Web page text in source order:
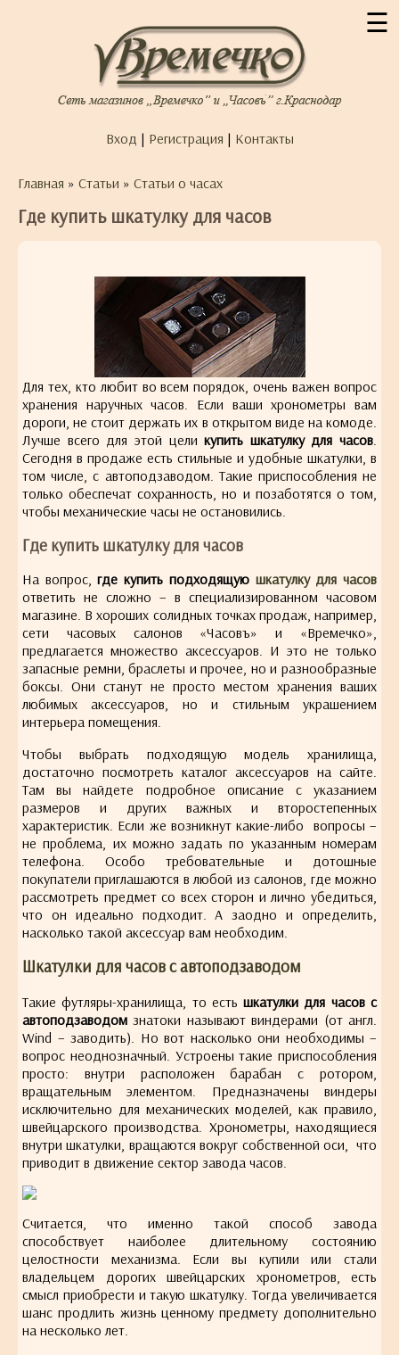
☰
Вход | Регистрация | Контакты
Главная » Статьи » Статьи о часах
Где купить шкатулку для часов
Для тех, кто любит во всем порядок, очень важен вопрос
хранения наручных часов. Если ваши хронометры вам
дороги, не стоит держать их в открытом виде на комоде.
Лучше всего для этой целикупить шкатулку для часов
Сегодня в продаже есть стильные и удобные шкатулки, в
том числе, с автоподзаводом. Такие приспособления не
только обеспечат сохранность, но и позаботятся о том,
чтобы механические часы не остановились.
Где купить шкатулку для часов
На вопрос,где купить подходящую шкатулку для часов
ответить не сложно – в специализированном часовом
магазине. В хороших солидных точках продаж, например,
сети часовых салонов «Часовъ» и «Времечко»,
предлагается множество аксессуаров. И это не только
запасные ремни, браслеты и прочее, но и разнообразные
боксы. Они станут не просто местом хранения ваших
любимых аксессуаров, но и стильным украшением
интерьера помещения.
Чтобы выбрать подходящую модель хранилища,
достаточно посмотреть каталог аксессуаров на сайте.
Там вы найдете подробное описание с указанием
размеров и других важных и второстепенных
характеристик. Если же возникнут какие-либо вопросы –
не проблема, их можно задать по указанным номерам
телефона. Особо требовательные и дотошные
покупатели приглашаются в любой из салонов, где можно
рассмотреть предмет со всех сторон и лично убедиться,
что он идеально подходит. А заодно и определить,
насколько такой аксессуар вам необходим.
Шкатулки для часов с автоподзаводом
Такие футляры-хранилища, то естьшкатулки для часов с
автоподзаводом знатоки называют виндерами (от англ.
Wind – заводить). Но вот насколько они необходимы –
вопрос неоднозначный. Устроены такие приспособления
просто: внутри расположен барабан с ротором,
вращательным элементом. Предназначены виндеры
исключительно для механических моделей, как правило,
швейцарского производства. Хронометры, находящиеся
внутри шкатулки, вращаются вокруг собственной оси, что
приводит в движение сектор завода часов.
Считается, что именно такой способ завода
способствует наиболее длительному состоянию
целостности механизма. Если вы купили или стали
владельцем дорогих швейцарских хронометров, есть
смысл приобрести и такую шкатулку. Тогда увеличивается
шанс продлить жизнь ценному предмету дополнительно
на несколько лет.